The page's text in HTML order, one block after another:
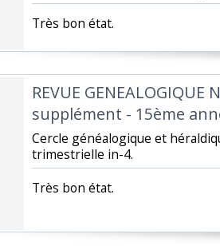
‎Très bon état.‎
‎REVUE GENEALOGIQUE
supplément - 15ème
‎Cercle généalogique et
trimestrielle in-4.‎
‎Très bon état.‎